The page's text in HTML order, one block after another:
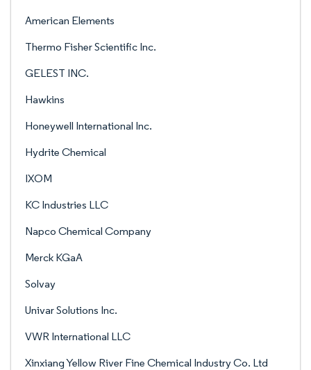
American Elements
Thermo Fisher Scientific Inc.
GELEST INC.
Hawkins
Honeywell International Inc.
Hydrite Chemical
IXOM
KC Industries LLC
Napco Chemical Company
Merck KGaA
Solvay
Univar Solutions Inc.
VWR International LLC
Xinxiang Yellow River Fine Chemical Industry Co. Ltd